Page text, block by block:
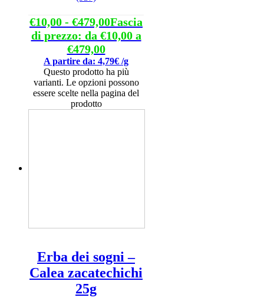
€10,00 - €479,00Fascia
di prezzo: da €10,00 a
€479,00
A partire da: 4,79€ /g
Questo prodotto ha più
varianti. Le opzioni possono
essere scelte nella pagina del
prodotto
Erba dei sogni –
Calea zacatechichi
25g